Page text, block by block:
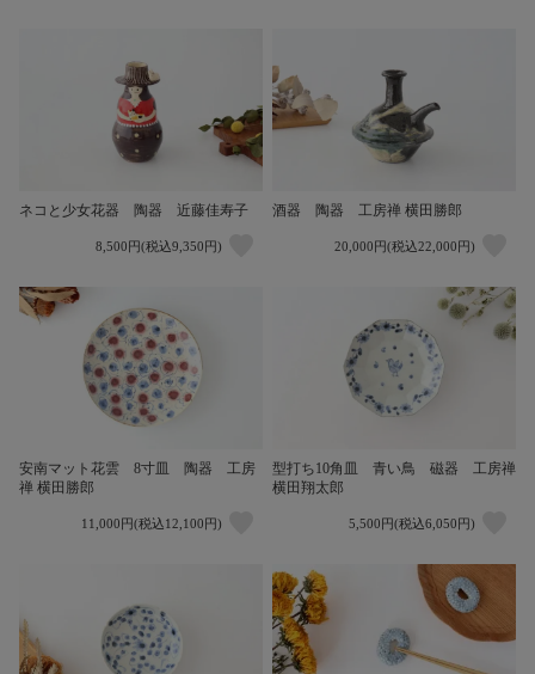
ネコと少女花器 陶器 近藤佳寿子
8,500円(税込9,350円)
酒器 陶器 工房禅 横田勝郎
20,000円(税込22,000円)
安南マット花雲 8寸皿 陶器 工房
禅 横田勝郎
11,000円(税込12,100円)
型打ち10角皿 青い鳥 磁器 工房禅
横田翔太郎
5,500円(税込6,050円)